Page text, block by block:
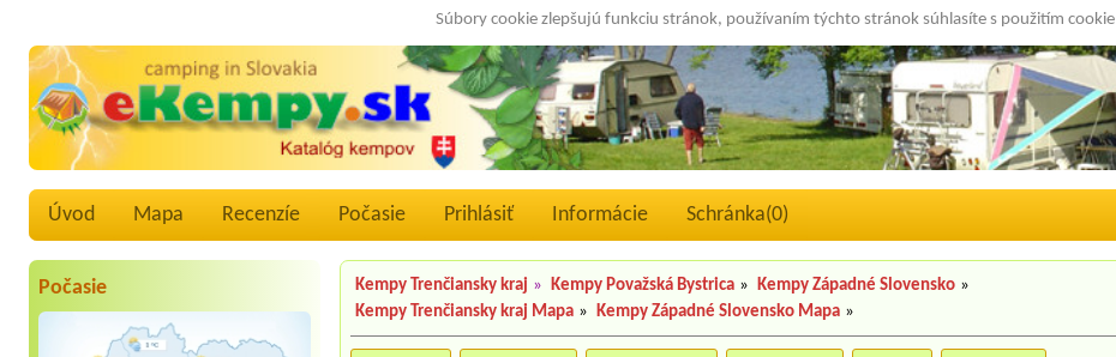
Súbory cookie zlepšujú funkciu stránok, používaním týchto stránok súhlasíte s použitím cookie
Úvod Mapa Recenzíe Počasie Prihlásiť Informácie Schránka(0)
Počasie Kempy Trenčiansky kraj » Kempy Považská Bystrica » Kempy Západné Slovensko »
Kempy Trenčiansky kraj Mapa » Kempy Západné Slovensko Mapa »